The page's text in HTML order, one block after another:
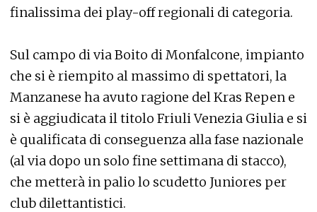
finalissima dei play-off regionali di categoria.
Sul campo di via Boito di Monfalcone, impianto
che si è riempito al massimo di spettatori, la
Manzanese ha avuto ragione del Kras Repen e
si è aggiudicata il titolo Friuli Venezia Giulia e si
è qualificata di conseguenza alla fase nazionale
(al via dopo un solo fine settimana di stacco),
che metterà in palio lo scudetto Juniores per
club dilettantistici.